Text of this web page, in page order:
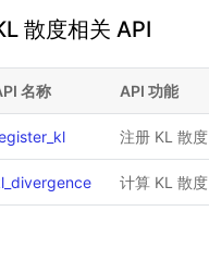
散度相关 API
名称 API 功能
注册 KL 散度
计算 KL 散度